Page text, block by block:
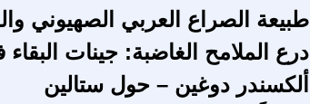
طبيعة الصراع العربي الصهيوني
درع الملامح الغاضبة: جينات البقاء
ألكسندر دوغين – حول ستالين